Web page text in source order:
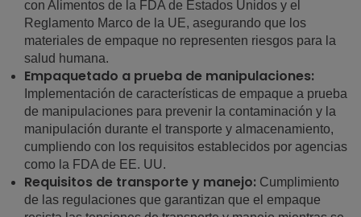
con Alimentos de la FDA de Estados Unidos y el
Reglamento Marco de la UE, asegurando que los
materiales de empaque no representen riesgos para la
salud humana.
Empaquetado a prueba de manipulaciones:
Implementación de características de empaque a prueba
de manipulaciones para prevenir la contaminación y la
manipulación durante el transporte y almacenamiento,
cumpliendo con los requisitos establecidos por agencias
como la FDA de EE. UU.
Requisitos de transporte y manejo: Cumplimiento
de las regulaciones que garantizan que el empaque